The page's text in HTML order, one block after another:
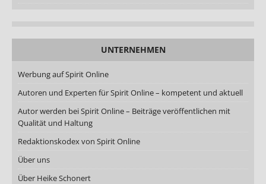
UNTERNEHMEN
Werbung auf Spirit Online
Autoren und Experten für Spirit Online – kompetent und aktuell
Autor werden bei Spirit Online – Beiträge veröffentlichen mit
Qualität und Haltung
Redaktionskodex von Spirit Online
Über uns
Über Heike Schonert